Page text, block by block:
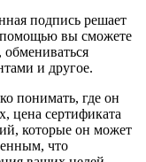
подпись решает
помощью вы сможете
обмениваться
и другое.
понимать, где он
цена сертификата
которые он может
что